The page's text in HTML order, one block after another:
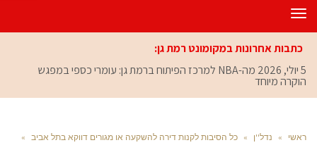
תפריט
כתבות אחרונות במקומונט רמת גן:
5 יולי, 2026
מה-NBA למרכז הפיתוח ברמת גן: עומרי כספי במפגש
הוקרה מיוחד
ראשי » נדל''ן » כל הסיבות לקנות דירה להשקעה או מגורים דווקא בתל אביב »